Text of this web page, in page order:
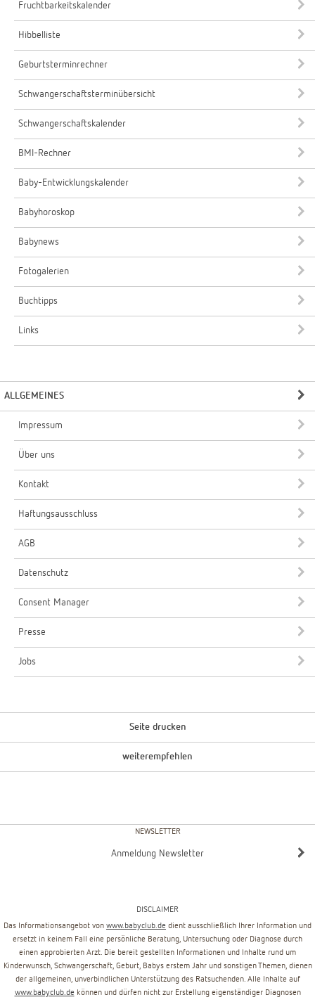
Fruchtbarkeitskalender
Hibbelliste
Geburtsterminrechner
Schwangerschaftsterminübersicht
Schwangerschaftskalender
BMI-Rechner
Baby-Entwicklungskalender
Babyhoroskop
Babynews
Fotogalerien
Buchtipps
Links
ALLGEMEINES
Impressum
Über uns
Kontakt
Haftungsausschluss
AGB
Datenschutz
Consent Manager
Presse
Jobs
Seite drucken
weiterempfehlen
NEWSLETTER
Anmeldung Newsletter
DISCLAIMER
Das Informationsangebot von www.babyclub.de dient ausschließlich Ihrer Information und
ersetzt in keinem Fall eine persönliche Beratung, Untersuchung oder Diagnose durch
einen approbierten Arzt. Die bereit gestellten Informationen und Inhalte rund um
Kinderwunsch, Schwangerschaft, Geburt, Babys erstem Jahr und sonstigen Themen, dienen
der allgemeinen, unverbindlichen Unterstützung des Ratsuchenden. Alle Inhalte auf
www.babyclub.de können und dürfen nicht zur Erstellung eigenständiger Diagnosen